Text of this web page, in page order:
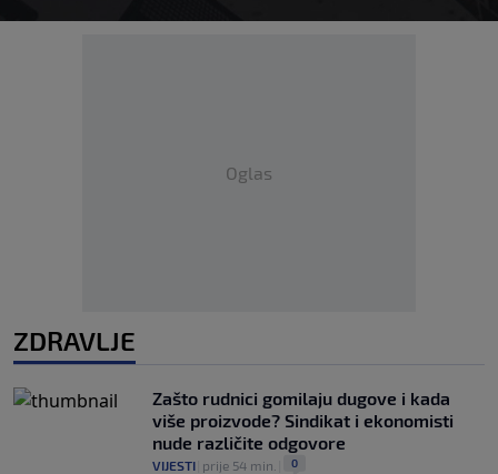
Oglas
ZDRAVLJE
Zašto rudnici gomilaju dugove i kada
više proizvode? Sindikat i ekonomisti
nude različite odgovore
VIJESTI prije 54 min. 0